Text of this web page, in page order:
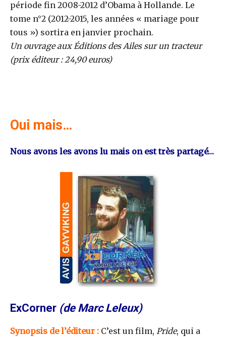
période fin 2008-2012 d’Obama à Hollande. Le
tome n°2 (2012-2015, les années « mariage pour
tous ») sortira en janvier prochain.
Un ouvrage aux Éditions des Ailes sur un tracteur
(prix éditeur : 24,90 euros)
Oui mais…
Nous avons les avons lu mais on est très partagé…
ExCorner (de Marc Leleux)
Synopsis de l’éditeur : C’est un film, Pride, qui a